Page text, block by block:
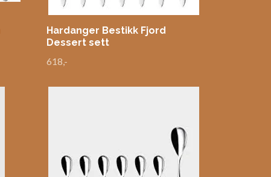
Hardanger Bestikk Fjord
Dessert sett
618,-